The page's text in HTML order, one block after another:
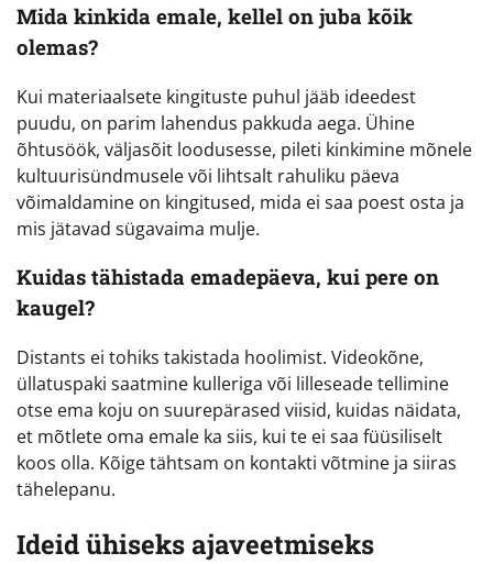
Mida kinkida emale, kellel on juba kõik
olemas?
Kui materiaalsete kingituste puhul jääb ideedest
puudu, on parim lahendus pakkuda aega. Ühine
õhtusöök, väljasõit loodusesse, pileti kinkimine mõnele
kultuurisündmusele või lihtsalt rahuliku päeva
võimaldamine on kingitused, mida ei saa poest osta ja
mis jätavad sügavaima mulje.
Kuidas tähistada emadepäeva, kui pere on
kaugel?
Distants ei tohiks takistada hoolimist. Videokõne,
üllatuspaki saatmine kulleriga või lilleseade tellimine
otse ema koju on suurepärased viisid, kuidas näidata,
et mõtlete oma emale ka siis, kui te ei saa füüsiliselt
koos olla. Kõige tähtsam on kontakti võtmine ja siiras
tähelepanu.
Ideid ühiseks ajaveetmiseks